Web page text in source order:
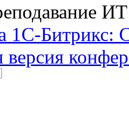
1С-Битрикс: